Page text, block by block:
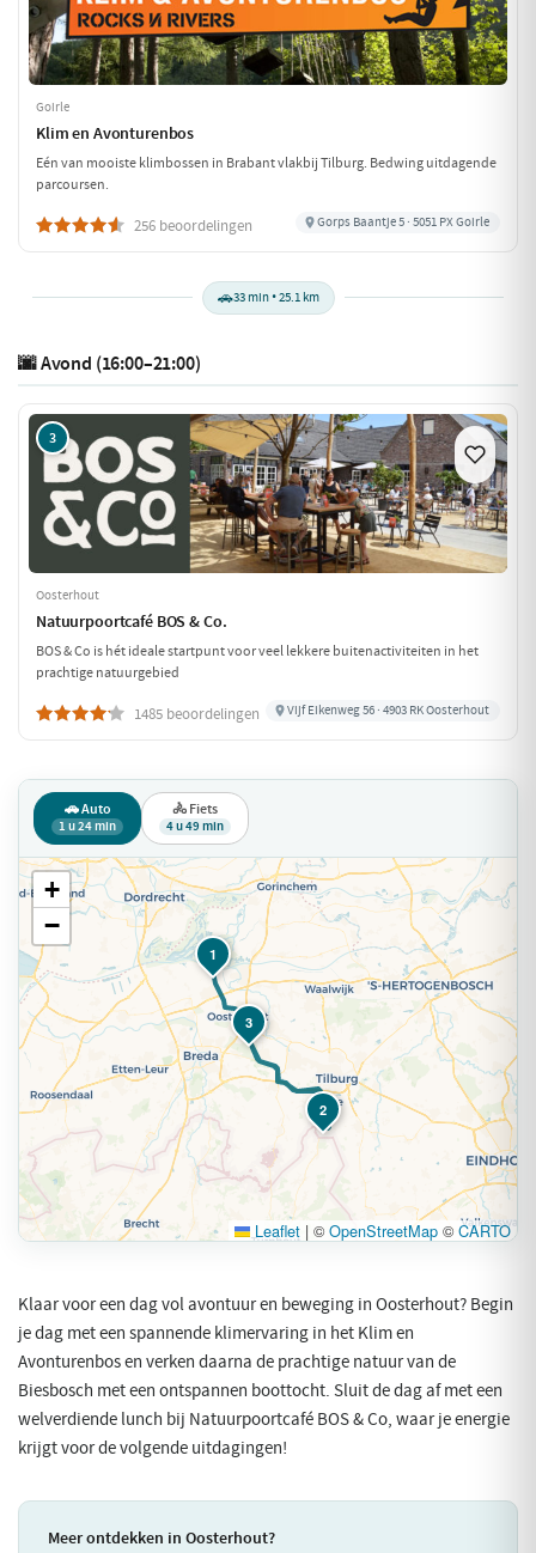
Goirle
Klim en Avonturenbos
Eén van mooiste klimbossen in Brabant vlakbij Tilburg. Bedwing uitdagende
parcoursen.
256 beoordelingen Gorps Baantje 5 · 5051 PX Goirle
🚗33 min • 25.1 km
🌆 Avond (16:00–21:00)
3
Oosterhout
Natuurpoortcafé BOS & Co.
BOS & Co is hét ideale startpunt voor veel lekkere buitenactiviteiten in het
prachtige natuurgebied
1485 beoordelingen Vijf Eikenweg 56 · 4903 RK Oosterhout
🚗 Auto
1 u 24 min
🚴 Fiets
4 u 49 min
1
2
3
+
−
Leaflet | © OpenStreetMap © CARTO
Klaar voor een dag vol avontuur en beweging in Oosterhout? Begin
je dag met een spannende klimervaring in het Klim en
Avonturenbos en verken daarna de prachtige natuur van de
Biesbosch met een ontspannen boottocht. Sluit de dag af met een
welverdiende lunch bij Natuurpoortcafé BOS & Co, waar je energie
krijgt voor de volgende uitdagingen!
Meer ontdekken in Oosterhout?